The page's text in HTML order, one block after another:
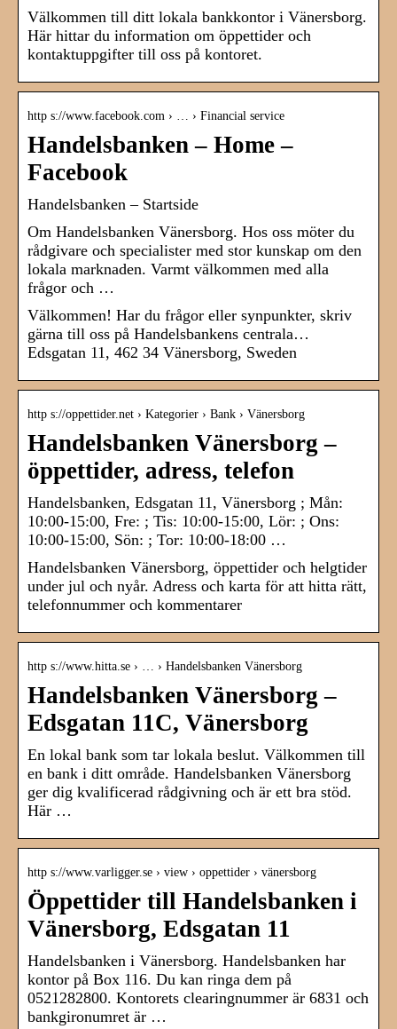
Välkommen till ditt lokala bankkontor i Vänersborg.
Här hittar du information om öppettider och
kontaktuppgifter till oss på kontoret.
http s://www.facebook.com › … › Financial service
Handelsbanken – Home –
Facebook
Handelsbanken – Startside
Om Handelsbanken Vänersborg. Hos oss möter du
rådgivare och specialister med stor kunskap om den
lokala marknaden. Varmt välkommen med alla
frågor och …
Välkommen! Har du frågor eller synpunkter, skriv
gärna till oss på Handelsbankens centrala…
Edsgatan 11, 462 34 Vänersborg, Sweden
http s://oppettider.net › Kategorier › Bank › Vänersborg
Handelsbanken Vänersborg –
öppettider, adress, telefon
Handelsbanken, Edsgatan 11, Vänersborg ; Mån:
10:00-15:00, Fre: ; Tis: 10:00-15:00, Lör: ; Ons:
10:00-15:00, Sön: ; Tor: 10:00-18:00 …
Handelsbanken Vänersborg, öppettider och helgtider
under jul och nyår. Adress och karta för att hitta rätt,
telefonnummer och kommentarer
http s://www.hitta.se › … › Handelsbanken Vänersborg
Handelsbanken Vänersborg –
Edsgatan 11C, Vänersborg
En lokal bank som tar lokala beslut. Välkommen till
en bank i ditt område. Handelsbanken Vänersborg
ger dig kvalificerad rådgivning och är ett bra stöd.
Här …
http s://www.varligger.se › view › oppettider › vänersborg
Öppettider till Handelsbanken i
Vänersborg, Edsgatan 11
Handelsbanken i Vänersborg. Handelsbanken har
kontor på Box 116. Du kan ringa dem på
0521282800. Kontorets clearingnummer är 6831 och
bankgironumret är …